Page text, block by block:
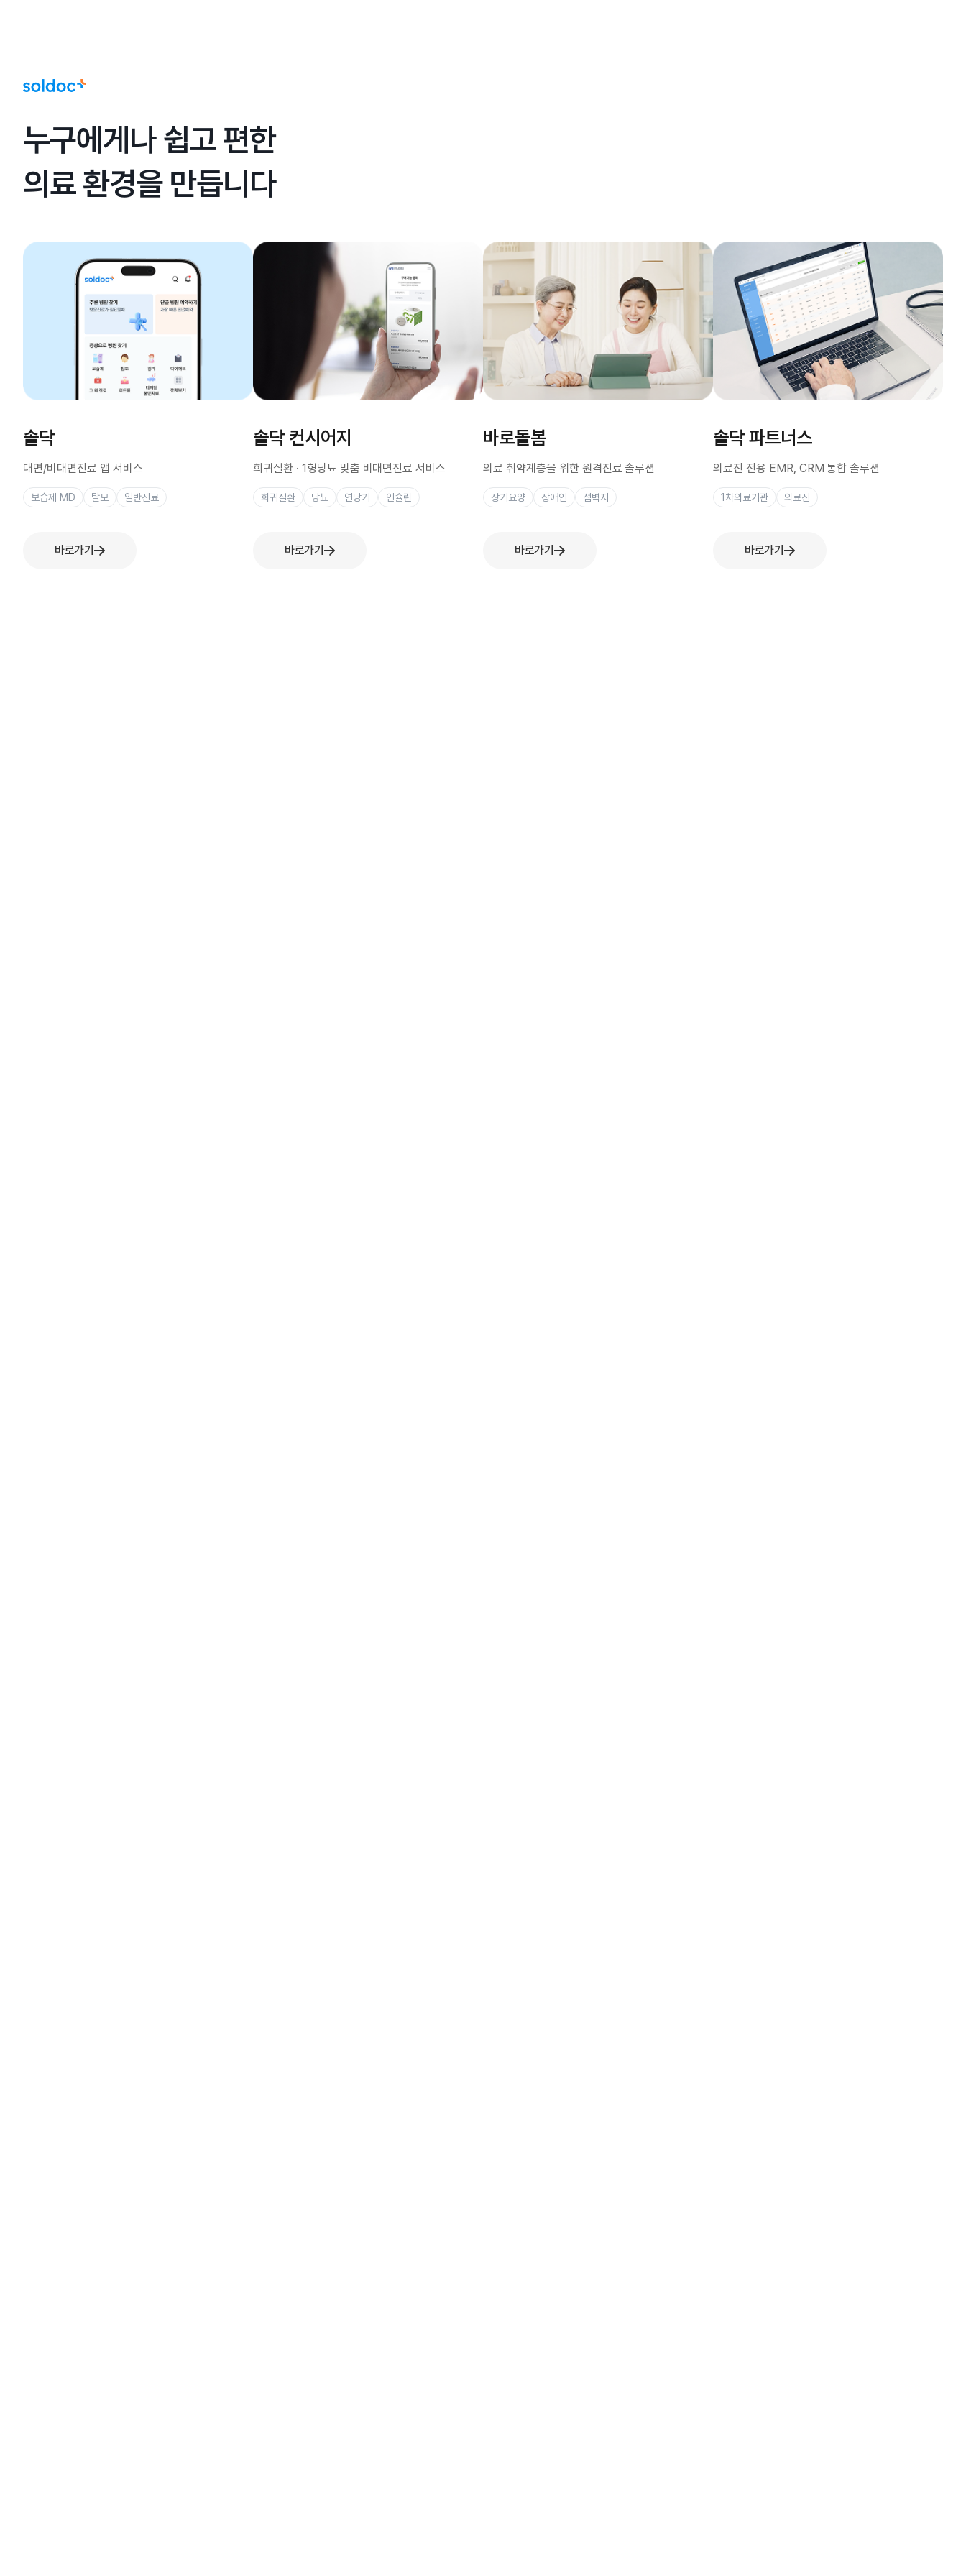
누구에게나 쉽고 편한
의료 환경을 만듭니다
솔닥
대면/비대면진료 앱 서비스
보습제 MD 탈모 일반진료
바로가기
솔닥 컨시어지
희귀질환 · 1형당뇨 맞춤 비대면진료 서비스
희귀질환 당뇨 연당기 인슐린
바로가기
바로돌봄
의료 취약계층을 위한 원격진료 솔루션
장기요양 장애인 섬벽지
바로가기
솔닥 파트너스
의료진 전용 EMR, CRM 통합 솔루션
1차의료기관 의료진
바로가기